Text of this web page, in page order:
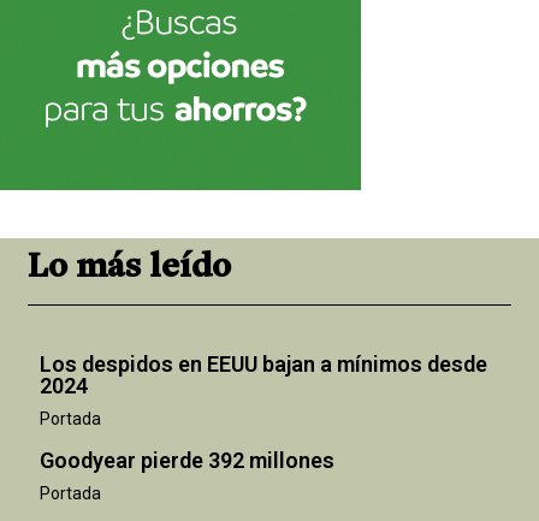
Lo más leído
Los despidos en EEUU bajan a mínimos desde
2024
Portada
Goodyear pierde 392 millones
Portada